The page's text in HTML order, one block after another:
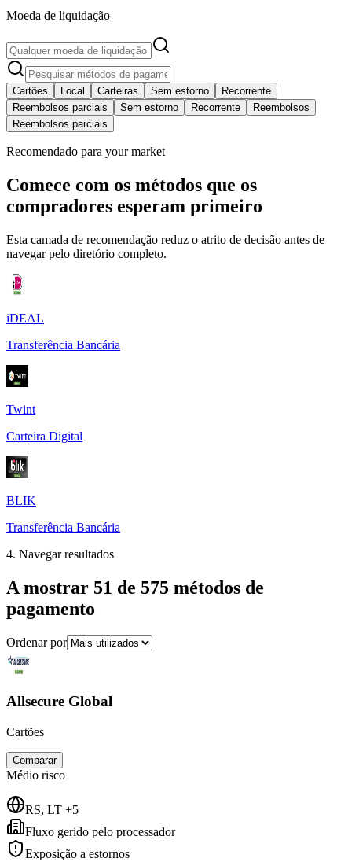
Moeda de liquidação
Cartões Local Carteiras Sem estorno
Recorrente
Reembolsos parciais
Sem estorno Recorrente
Reembolsos
Reembolsos parciais
Recomendado para your market
Comece com os métodos que os
compradores esperam primeiro
Esta camada de recomendação reduz o atrito de decisão antes de
navegar pelo diretório completo.
iDEAL
Transferência Bancária
Twint
Carteira Digital
BLIK
Transferência Bancária
4. Navegar resultados
A mostrar 51 de 575 métodos de
pagamento
Ordenar por
Allsecure Global
Cartões
Comparar
Médio risco
RS, LT +5
Fluxo gerido pelo processador
Exposição a estornos